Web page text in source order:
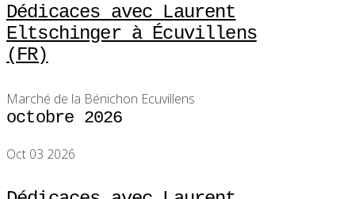
Dédicaces avec Laurent
Eltschinger à Écuvillens
(FR)
Marché de la Bénichon Ecuvillens
octobre 2026
Oct 03 2026